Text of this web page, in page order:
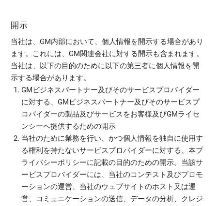
開示
当社は、GM内部において、個人情報を開示する場合があり
ます。これには、GM関連会社に対する開示も含まれます。
当社は、以下の目的のために以下の第三者に個人情報を開
示する場合があります。
GMビジネスパートナー及びそのサービスプロバイダー
に対する、GMビジネスパートナー及びそのサービスプ
ロバイダーの製品及びサービスをお客様及びGMライセ
ンシーへ提供するための開示
当社のために業務を行い、かつ個人情報を独自に使用す
る権利を持たないサービスプロバイダーに対する、本プ
ライバシーポリシーに記載の目的のための開示。当該サ
ービスプロバイダーには、当社のコンテスト及びプロモ
ーションの運営、当社のウェブサイトのホスト又は運
営、コミュニケーションの送信、データの分析、クレジ